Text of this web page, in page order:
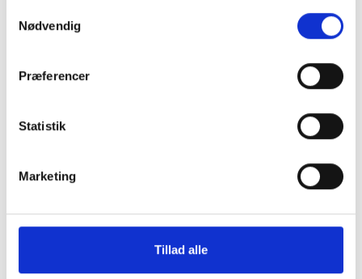
Nødvendig
Præferencer
Statistik
Marketing
Tillad alle
Du kan let og hurtigt sende os en besked i
NAVN
TELEFONNUMMER